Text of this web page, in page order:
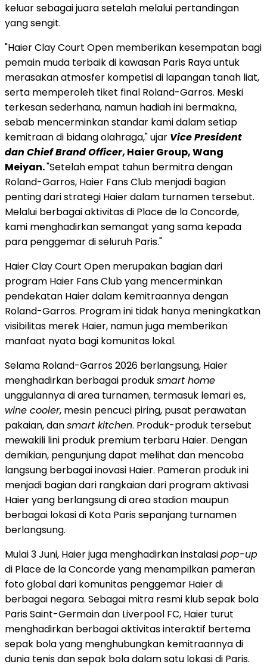
keluar sebagai juara setelah melalui pertandingan
yang sengit.
"Haier Clay Court Open memberikan kesempatan bagi
pemain muda terbaik di kawasan Paris Raya untuk
merasakan atmosfer kompetisi di lapangan tanah liat,
serta memperoleh tiket final Roland-Garros. Meski
terkesan sederhana, namun hadiah ini bermakna,
sebab mencerminkan standar kami dalam setiap
kemitraan di bidang olahraga," ujar Vice President
dan Chief Brand Officer, Haier Group, Wang
Meiyan."Setelah empat tahun bermitra dengan
Roland-Garros, Haier Fans Club menjadi bagian
penting dari strategi Haier dalam turnamen tersebut.
Melalui berbagai aktivitas di Place de la Concorde,
kami menghadirkan semangat yang sama kepada
para penggemar di seluruh Paris."
Haier Clay Court Open merupakan bagian dari
program Haier Fans Club yang mencerminkan
pendekatan Haier dalam kemitraannya dengan
Roland-Garros. Program ini tidak hanya meningkatkan
visibilitas merek Haier, namun juga memberikan
manfaat nyata bagi komunitas lokal.
Selama Roland-Garros 2026 berlangsung, Haier
menghadirkan berbagai produksmart home
unggulannya di area turnamen, termasuk lemari es,
wine cooler, mesin pencuci piring, pusat perawatan
pakaian, dansmart kitchen. Produk-produk tersebut
mewakili lini produk premium terbaru Haier. Dengan
demikian, pengunjung dapat melihat dan mencoba
langsung berbagai inovasi Haier. Pameran produk ini
menjadi bagian dari rangkaian dari program aktivasi
Haier yang berlangsung di area stadion maupun
berbagai lokasi di Kota Paris sepanjang turnamen
berlangsung.
Mulai 3 Juni, Haier juga menghadirkan instalasipop-up
di Place de la Concorde yang menampilkan pameran
foto global dari komunitas penggemar Haier di
berbagai negara. Sebagai mitra resmi klub sepak bola
Paris Saint-Germain dan Liverpool FC, Haier turut
menghadirkan berbagai aktivitas interaktif bertema
sepak bola yang menghubungkan kemitraannya di
dunia tenis dan sepak bola dalam satu lokasi di Paris.